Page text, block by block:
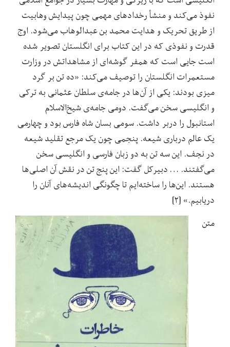
نفوذ می‌کند و منشأ رخدادهای مهمی چون پیدایش وهابیت
از طریق تحریک و هدایت محمد بن عبدالوهاب می‌شود. اوج
قدرت و نفوذی که در این کتاب برای انگلستان تصویر شده
است جایی است که همفر گوشه‌ای از مشاهداتش در وزارت
مستعمرات انگلستان را توصیف می‌کند: «ده تن بر گرد
میزی بودند:‌ یکی از آن‌ها در جامه‌ی سلطان عثمانی به ترکی
و انگلیسی سخن می‌گفت. دومی جامه‌ی شیخ‌الاسلام
استانبول را دربر داشت. سومی بسان شاه فارس بود و چهارمی
یک عالم درباری شیعه. پنجمی چون یک مرجع تقلید شیعه
در نجف. این سه تن به دو زبان فارسی و انگلیسی سخن
می‌گفتند. … دبیرکل گفت: این پنج تن در نقش آن اصلی‌ها
هستند. این‌ها را ساخته‌ایم تا چگونگی اندیشه‌های آنان را
دریابیم.» [۲]
متن